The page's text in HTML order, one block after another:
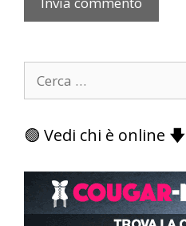
per:
🟢 Vedi chi è online 🡇